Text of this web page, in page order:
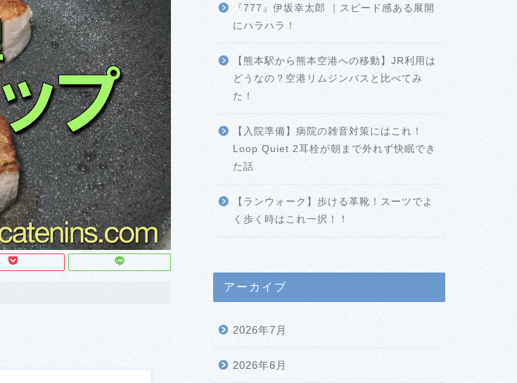
『777』伊坂幸太郎 ｜スピード感ある展開
にハラハラ！
【熊本駅から熊本空港への移動】JR利用は
どうなの？空港リムジンバスと比べてみ
た！
【入院準備】病院の雑音対策にはこれ！
Loop Quiet 2耳栓が朝まで外れず快眠でき
た話
【ランウォーク】歩ける革靴！スーツでよ
く歩く時はこれ一択！！
アーカイブ
2026年7月
2026年6月